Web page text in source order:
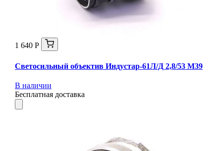
1 640 Р
Светосильный объектив Индустар-61Л/Д 2,8/53 М39
В наличии
Бесплатная доставка